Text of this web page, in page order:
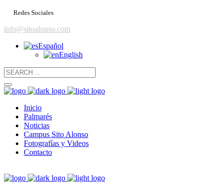
Redes Sociales
info@sitoalonso.com
Español
English
Inicio
Palmarés
Noticias
Campus Sito Alonso
Fotografías y Videos
Contacto